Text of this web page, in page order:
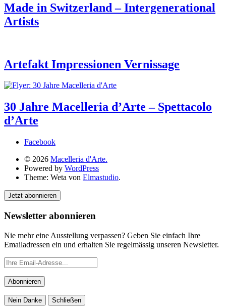
Made in Switzerland – Intergenerational
Artists
Artefakt Impressionen Vernissage
30 Jahre Macelleria d’Arte – Spettacolo
d’Arte
Facebook
© 2026 Macelleria d'Arte.
Powered by WordPress
Theme: Weta von Elmastudio.
Jetzt abonnieren
Newsletter abonnieren
Nie mehr eine Ausstellung verpassen? Geben Sie einfach Ihre
Emailadressen ein und erhalten Sie regelmässig unseren Newsletter.
Nein Danke Schließen